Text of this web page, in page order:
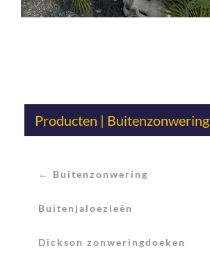
Producten | Buitenzonwering
← Buitenzonwering
Buitenjaloezieën
Dickson zonweringdoeken